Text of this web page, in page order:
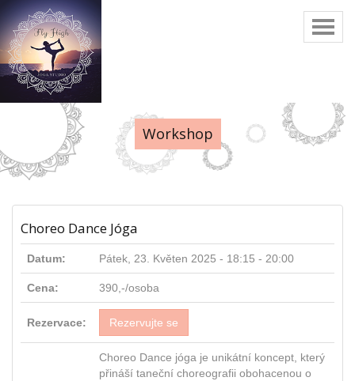
Toggle
Workshop
Choreo Dance Jóga
Datum: Pátek, 23. Květen 2025 - 18:15 - 20:00
Cena: 390,-/osoba
Rezervace: Rezervujte se
Choreo Dance jóga je unikátní koncept, který
přináší taneční choreografii obohacenou o